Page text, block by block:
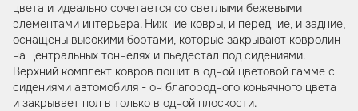
цвета и идеально сочетается со светлыми бежевыми
элементами интерьера. Нижние ковры, и передние, и задние,
оснащены высокими бортами, которые закрывают ковролин
на центральных тоннелях и пьедестал под сидениями.
Верхний комплект ковров пошит в одной цветовой гамме с
сидениями автомобиля - он благородного коньячного цвета
и закрывает пол в только в одной плоскости.